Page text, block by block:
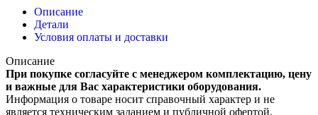
Описание
Детали
Условия оплаты и доставки
Описание
При покупке согласуйте с менеджером комплектацию, цену
и важные для Вас характеристики оборудования.
Информация о товаре носит справочный характер и не
является техническим заданием и публичной офертой,